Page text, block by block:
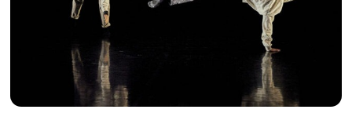
éléments de jeu, les logiques de causalité se dissipent peu à peu, la
réalité se complexifie et devient absurde.
La ficelle de l’interrupteur à tirette le titille.
Léo Rousselet
Après l’obtention d’un Master Création Musicale et Sonore en 2015. Léo
Rousselet travaille un an à la Maison des Jonglages et entre en formation